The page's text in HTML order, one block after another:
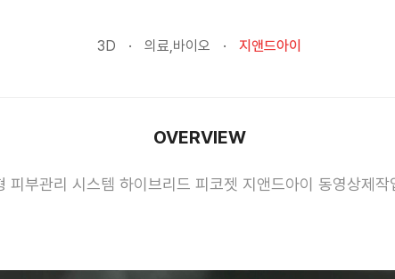
3D 의료,바이오 지앤드아이
OVERVIEW
피부관리 시스템 하이브리드 피코젯 지앤드아이 동영상제작